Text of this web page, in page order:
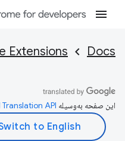
Docs
Extensions
این صفحه به‌وسیله